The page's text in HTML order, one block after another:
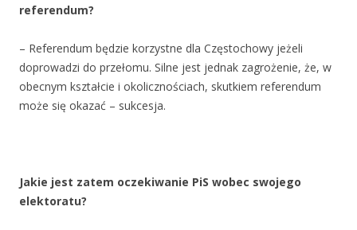
referendum?
– Referendum będzie korzystne dla Częstochowy jeżeli
doprowadzi do przełomu. Silne jest jednak zagrożenie, że, w
obecnym kształcie i okolicznościach, skutkiem referendum
może się okazać – sukcesja.
Jakie jest zatem oczekiwanie PiS wobec swojego
elektoratu?